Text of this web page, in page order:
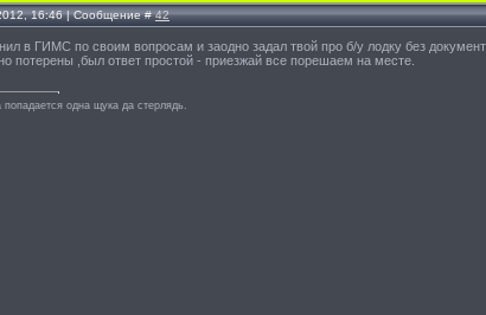
16:46 | Сообщение #42
в ГИМС по своим вопросам и заодно задал твой про б/у лодку без
потерены ,был ответ простой - приезжай все порешаем на месте.
одна щука да стерлядь.